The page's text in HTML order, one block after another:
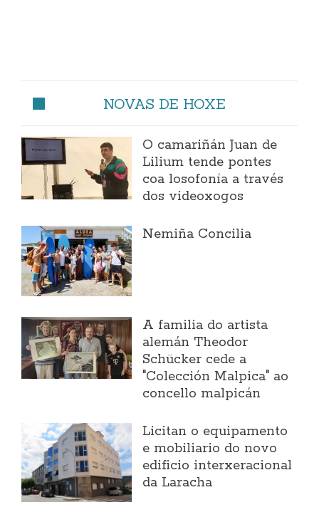
NOVAS DE HOXE
O camariñán Juan de
Lilium tende pontes
coa losofonía a través
dos videoxogos
Nemiña Concilia
A familia do artista
alemán Theodor
Schücker cede a
"Colección Malpica" ao
concello malpicán
Licitan o equipamento
e mobiliario do novo
edificio interxeracional
da Laracha